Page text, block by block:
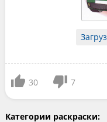
30 7
Категории раскраски: